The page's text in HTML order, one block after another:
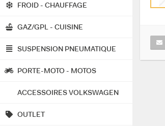
FROID - CHAUFFAGE
GAZ/GPL - CUISINE
SUSPENSION PNEUMATIQUE
PORTE-MOTO - MOTOS
ACCESSOIRES VOLKSWAGEN
OUTLET